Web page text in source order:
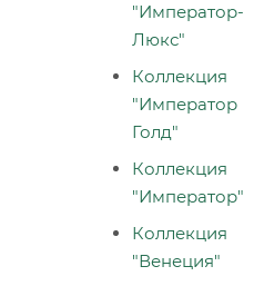
"Император-
Люкс"
Коллекция
"Император
Голд"
Коллекция
"Император"
Коллекция
"Венеция"